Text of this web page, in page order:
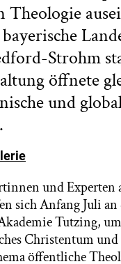
Theologie
Strohm
öffnete
und
und Experten
sich Anfang Juli an
Tutzing,
Christentum
öffentliche